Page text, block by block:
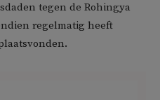
tegen de Rohingya
regelmatig heeft